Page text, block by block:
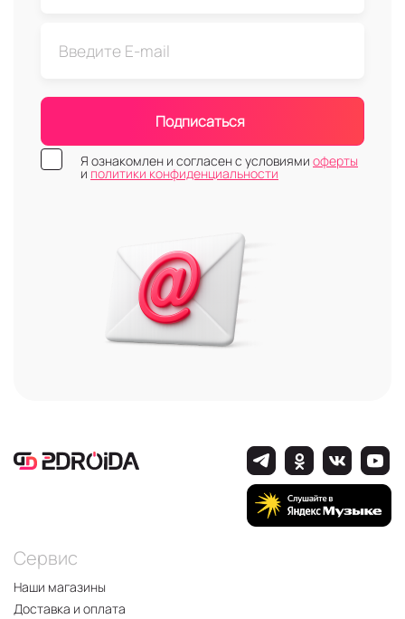
Подписаться
Я ознакомлен и согласен с условиями оферты
и политики конфиденциальности
Сервис
Наши магазины
Доставка и оплата